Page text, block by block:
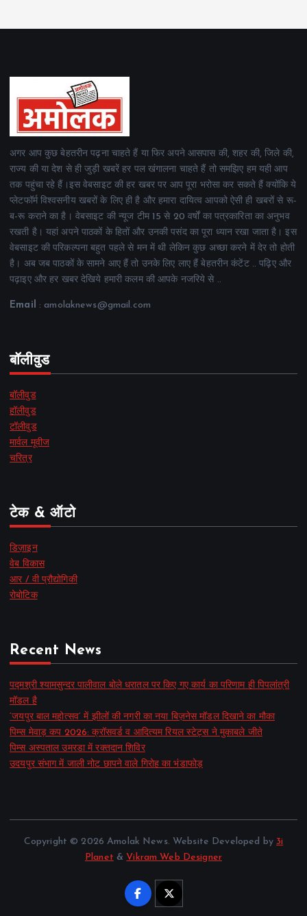
अगर आप कुछ बेहतरीन पढ़ना चाहते हैं या फिर अपने आसपास की, शहर की, जिले की,
राज्य की या देश से ही जुड़ी खबरें हर पल खंगालना चाहते हैं तो समझिए हम यही आप
तक पहुंचा रहे हैं।इस वेबसाइट की हर खबर पर आप पूरा भरोसा कर सकते हैं क्योंकि ये
प्लेटफॉर्म विश्वसनीय खबरों के लिए ही है और हमारा दायित्व आपको ऐसी ही खबरों से रू-
ब-रू कराने का है। वेबसाइट की न्यूज टीम 15 से 20 वर्षों का पत्रकारिता का अनुभव
रखती है। यहां अपने पाठकों के हितों और उनकी पसंद का पूरा ध्यान रखा जाता है। इस
वेबसाइट की परिकल्पना बहुत पहले से मन में थी लेकिन कुछ अच्छा करने में देर तो होती
है। अब जब पाठकों के सामने आए हैं तो उनके लिए लाए हैं बेहतरीन कंटेंट .. पढ़िए और
पढ़ाइए और हर खबर देखिये हमारी कलम की आपके नजरिये से ..
Email : amolaknews@gmail.com
बॉलीवुड
बॉलीवुड
हॉलीवुड
टॉलीवुड
मार्वल मूवीज
चरित्र
टेक & ऑटो
डिज़ाइन
वेब विकास
आर / वी प्रौद्योगिकी
रोबोटिक
Recent News
पद्मश्री श्यामसुन्दर पालीवाल बोले धरातल पर किए गए कार्य का परिणाम ही पिपलांत्री
मॉडल है
‘जयपुर बाल महोत्सव’ में झीलों की नगरी का नया बिज़नेस मॉडल दिखाने का मौका
पिम्स मेवाड़ कप 2026: क्रॉसवर्ड व आदित्यम रियल स्टेट्स ने मुकाबले जीते
पिम्स अस्पताल उमरडा में रक्तदान शिविर
उदयपुर संभाग में जाली नोट छापने वाले गिरोह का भंडाफोड़
Copyright © 2026 Amolak News. Website Developed by 3i
Planet & Vikram Web Designer